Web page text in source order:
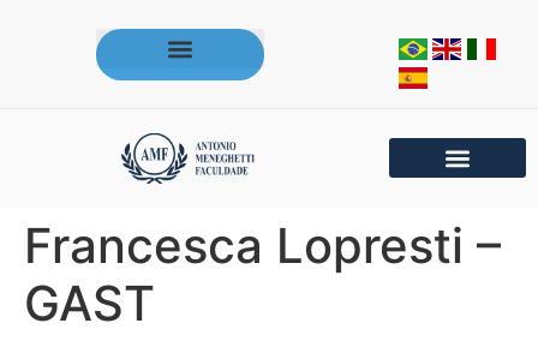
Francesca Lopresti –
GAST